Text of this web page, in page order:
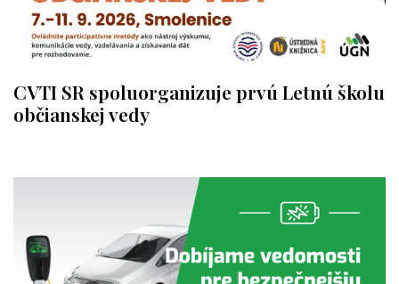
CVTI SR spoluorganizuje prvú Letnú školu
občianskej vedy